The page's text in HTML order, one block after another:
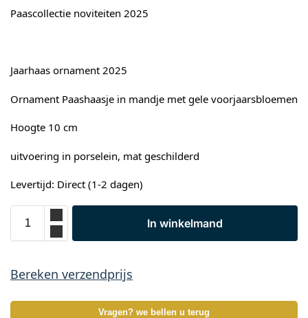
Paascollectie noviteiten 2025
Jaarhaas ornament 2025
Ornament Paashaasje in mandje met gele voorjaarsbloemen
Hoogte 10 cm
uitvoering in porselein, mat geschilderd
Levertijd: Direct (1-2 dagen)
In winkelmand
Bereken verzendprijs
Vragen? we bellen u terug